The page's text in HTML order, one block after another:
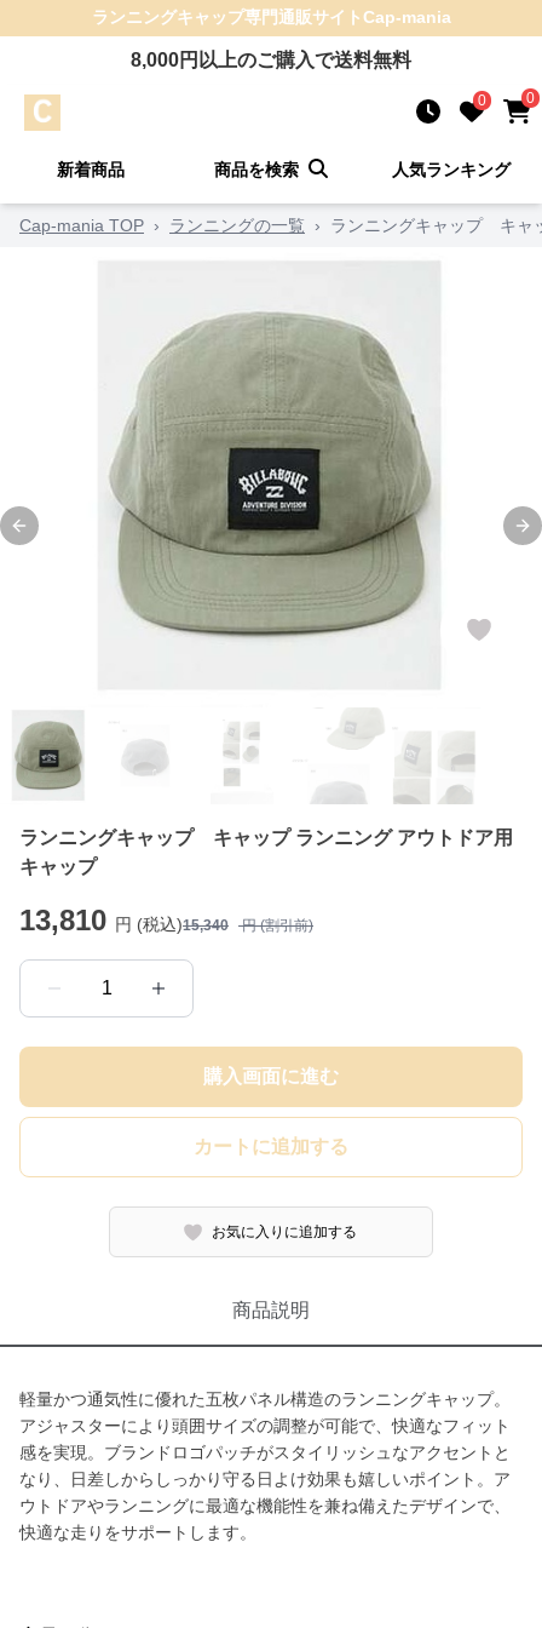
ランニングキャップ専門通販サイトCap-mania
8,000円以上のご購入で送料無料
0 0
新着商品 商品を検索 人気ランキング
Cap-mania TOP › ランニングの一覧 › ランニングキャップ キャ
Previous slide
ランニングキャップ キャップ ランニング アウトドア用
キャップ
13,810 円 (税込)15,340 円 (割引前)
1
購入画面に進む
カートに追加する
お気に入りに追加する
商品説明
軽量かつ通気性に優れた五枚パネル構造のランニングキャップ。
アジャスターにより頭囲サイズの調整が可能で、快適なフィット
感を実現。ブランドロゴパッチがスタイリッシュなアクセントと
なり、日差しからしっかり守る日よけ効果も嬉しいポイント。ア
ウトドアやランニングに最適な機能性を兼ね備えたデザインで、
快適な走りをサポートします。